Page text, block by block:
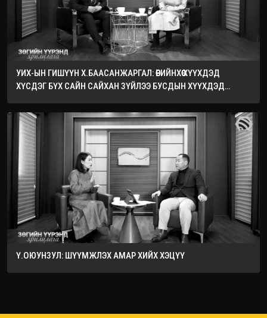
УИХ-ЫН ГИШҮҮН Х.БААСАНЖАРГАЛ: ӨӨРИЙНХӨӨ ХҮҮХДЭД
ХҮСДЭГ БҮХ САЙН САЙХАН ЗҮЙЛЭЭ БУСДЫН ХҮҮХДЭД
Ү.ОЮУНЗУЛ: ШҮҮМЖЛЭХ АМАР ХИЙХ ХЭЦҮҮ